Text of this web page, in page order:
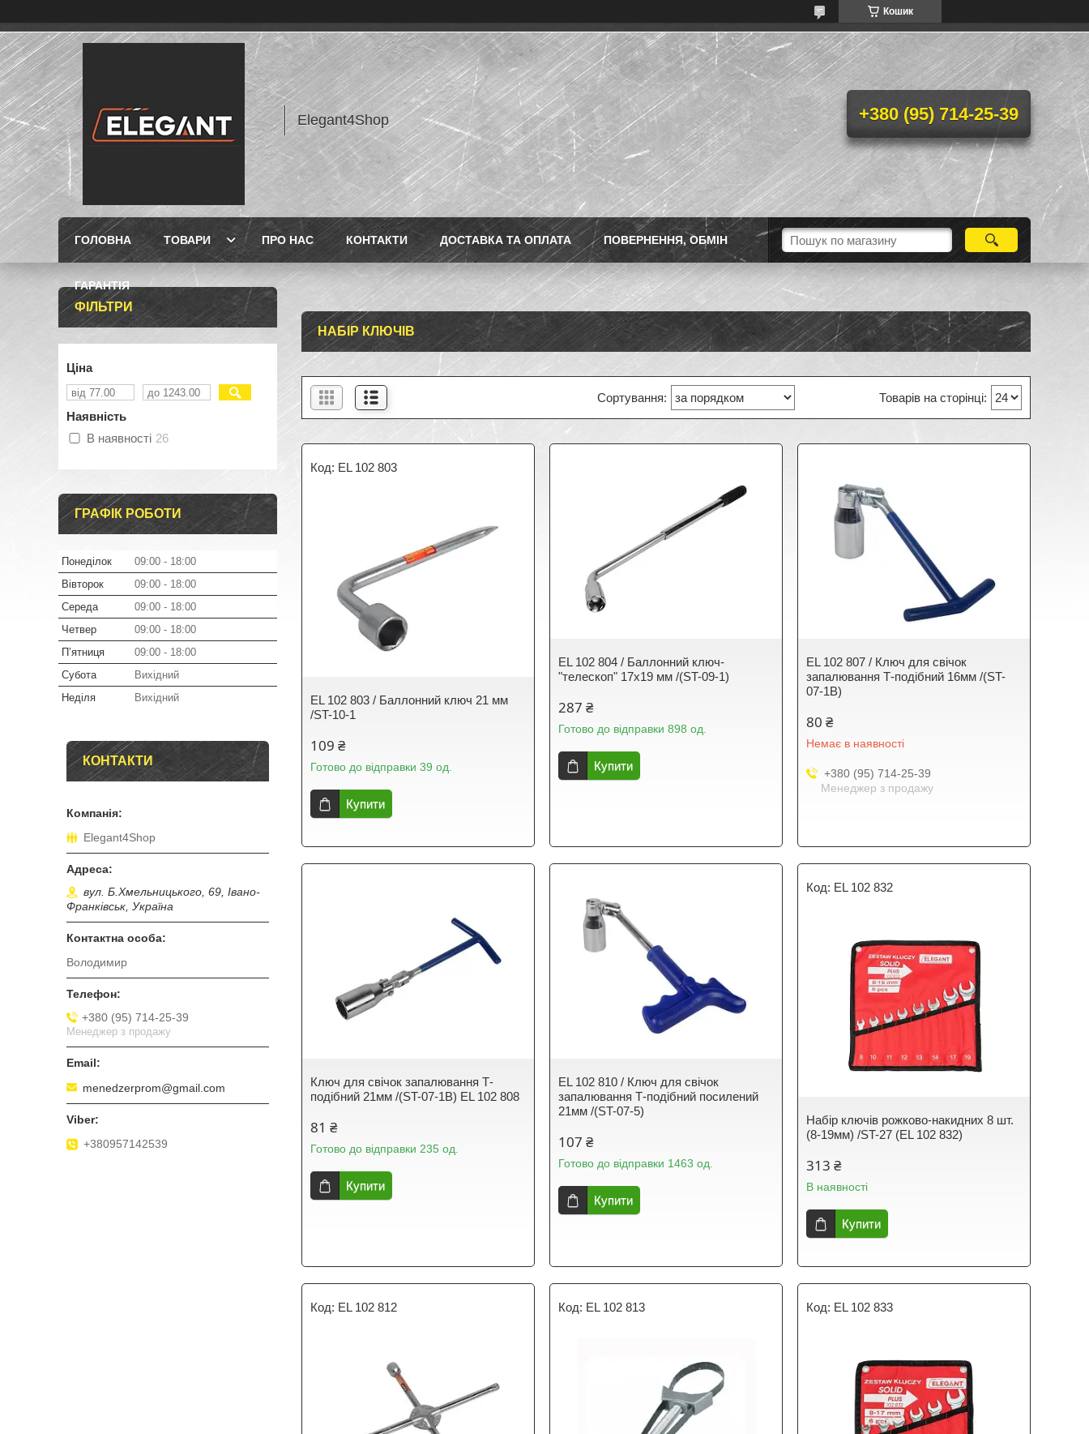
Кошик
Elegant4Shop +380 (95) 714-25-39
ГОЛОВНА ТОВАРИ ПРО НАС КОНТАКТИ ДОСТАВКА ТА ОПЛАТА ПОВЕРНЕННЯ, ОБМІН
ГАРАНТІЯ
НАБІР КЛЮЧІВ
EL 102 803
EL 102 803 / Баллонний ключ 21 мм
/ST-10-1
109 ₴
Готово до відправки 39 од.
Купити
EL 102 804 / Баллонний ключ-
"телескоп" 17х19 мм /(ST-09-1)
287 ₴
Готово до відправки 898 од.
Купити
EL 102 807 / Ключ для свічок
запалювання Т-подібний 16мм /(ST-
07-1B)
80 ₴
Немає в наявності
+380 (95) 714-25-39
Менеджер з продажу
Ключ для свічок запалювання Т-
подібний 21мм /(ST-07-1B) EL 102 808
81 ₴
Готово до відправки 235 од.
Купити
EL 102 810 / Ключ для свічок
запалювання Т-подібний посилений
21мм /(ST-07-5)
107 ₴
Готово до відправки 1463 од.
Купити
EL 102 832
Набір ключів рожково-накидних 8 шт.
(8-19мм) /ST-27 (EL 102 832)
313 ₴
В наявності
Купити
EL 102 812 EL 102 813 EL 102 833
ФІЛЬТРИ
Ціна
Наявність
В наявності 26
ГРАФІК РОБОТИ
Понеділок 09:00
18:00
Вівторок
09:00
18:00
Середа
09:00
18:00
Четвер
09:00
18:00
Пʼятниця
09:00
18:00
Субота
Вихідний
Неділя
Вихідний
КОНТАКТИ
Elegant4Shop
вул. Б.Хмельницького, 69, Івано-
Франківськ, Україна
Володимир
+380 (95) 714-25-39
Менеджер з продажу
menedzerprom@gmail.com
+380957142539